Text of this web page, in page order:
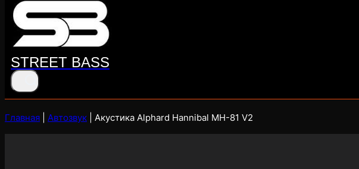
STREET BASS
Главная Автозвук Акустика Alphard Hannibal MH-81 V2